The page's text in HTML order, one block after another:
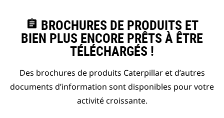
assignment BROCHURES DE PRODUITS ET
BIEN PLUS ENCORE PRÊTS À ÊTRE
TÉLÉCHARGÉS !
Des brochures de produits Caterpillar et d’autres
documents d’information sont disponibles pour votre
activité croissante.